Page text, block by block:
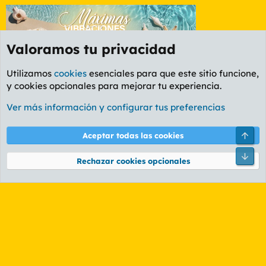
Foro Política
Cookies
PL OLDSTYLE AMARILLO
Términos y reglas Política de privacidad Ayuda
Community platform by XenForo® © 2010-2026 XenForo Ltd.
Valoramos tu privacidad
Utilizamos cookies esenciales para que este sitio funcione,
y cookies opcionales para mejorar tu experiencia.
Ver más información y configurar tus preferencias
Aceptar todas las cookies
Rechazar cookies opcionales
Pie